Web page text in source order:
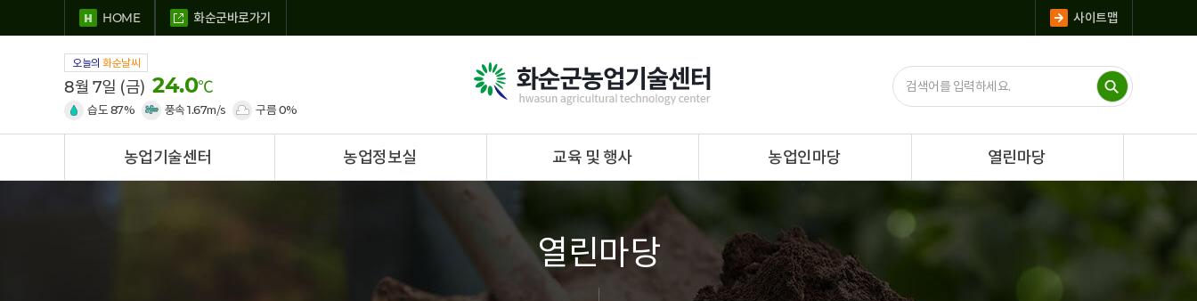
HOME 화순군바로가기 사이트맵
오늘의 화순날씨
8월 7일 (금) 24.0℃
습도87% 풍속1.67m/s 구름0%
농업기술센터 농업정보실 교육 및 행사 농업인마당 열린마당
열린마당